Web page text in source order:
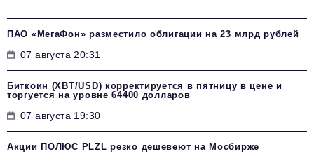
ПАО «МегаФон» разместило облигации на 23 млрд рублей
07 августа 20:31
Биткоин (XBT/USD) корректируется в пятницу в цене и
торгуется на уровне 64400 долларов
07 августа 19:30
Акции ПОЛЮС PLZL резко дешевеют на Мосбирже